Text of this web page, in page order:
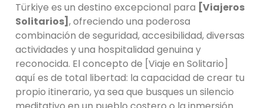
Türkiye es un destino excepcional para [Viajeros
Solitarios], ofreciendo una poderosa
combinación de seguridad, accesibilidad, diversas
actividades y una hospitalidad genuina y
reconocida. El concepto de [Viaje en Solitario]
aquí es de total libertad: la capacidad de crear tu
propio itinerario, ya sea que busques un silencio